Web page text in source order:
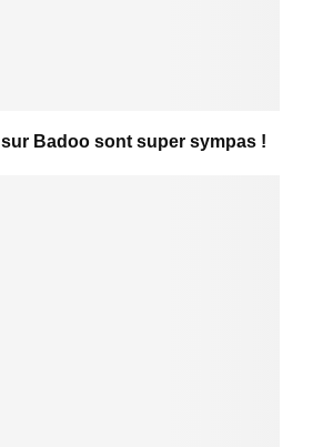
Badoo sont super sympas !